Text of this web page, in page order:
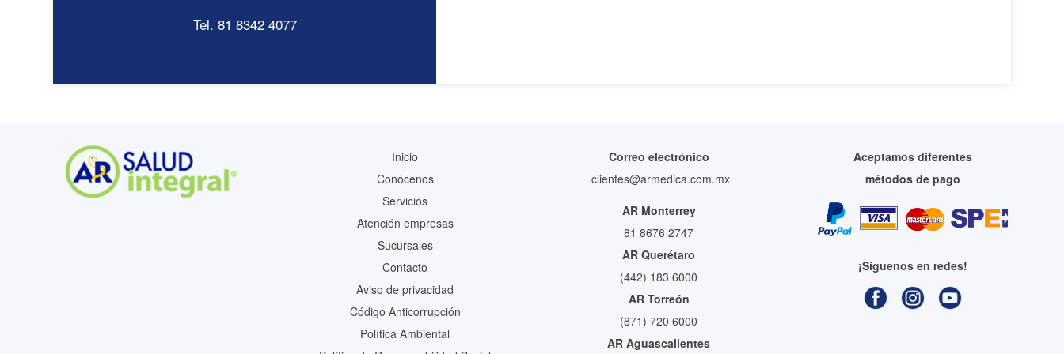
Tel. 81 8342 4077
Inicio
Conócenos
Servicios
Atención empresas
Sucursales
Contacto
Aviso de privacidad
Código Anticorrupción
Política Ambiental
Correo electrónico
clientes@armedica.com.mx
AR Monterrey
81 8676 2747
AR Querétaro
(442) 183 6000
AR Torreón
(871) 720 6000
AR Aguascalientes
Aceptamos diferentes
métodos de pago
¡Síguenos en redes!